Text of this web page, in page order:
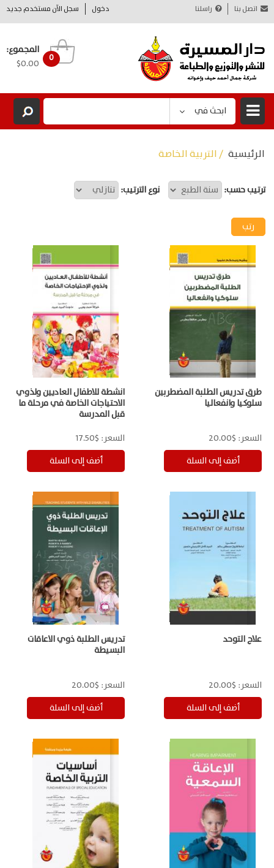
دخول سجل الآن مستخدم جديد اتصل بنا راسلنا
0
المجموع:
$0.00
ابحث في
الرئيسية / التربية الخاصة
ترتيب حسب: نوع الترتيب:
طرق تدريس الطلبة المضطربين
سلوكيا وانفعاليا
السعر: $20.00
انشطة للاطفال العاديين ولذوي
الاحتياجات الخاصة في مرحلة ما
قبل المدرسة
السعر: $17.50
علاج التوحد
السعر: $20.00
تدريس الطلبة ذوي الاعاقات
البسيطة
السعر: $20.00